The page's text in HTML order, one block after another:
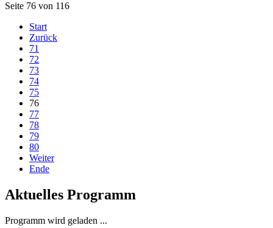
Seite 76 von 116
Start
Zurück
71
72
73
74
75
76
77
78
79
80
Weiter
Ende
Aktuelles Programm
Programm wird geladen ...